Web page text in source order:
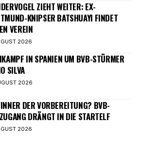
ZIEHT WEITER: EX-
KNIPSER BATSHUAYI FINDET
VEREIN
2026
IN SPANIEN UM BVB-STÜRMER
SILVA
2026
DER VORBEREITUNG? BVB-
DRÄNGT IN DIE STARTELF
2026